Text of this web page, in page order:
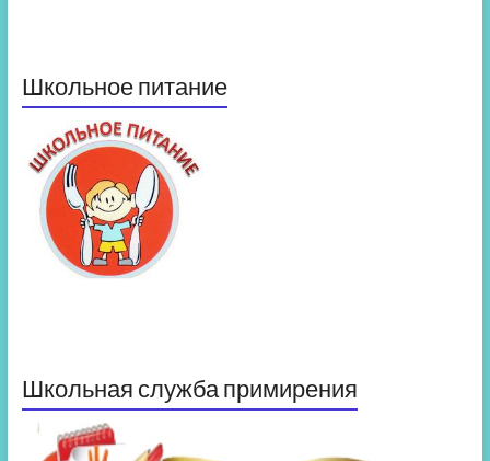
Школьное питание
Школьная служба примирения